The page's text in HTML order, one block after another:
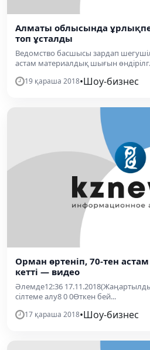
Алматы облысында
топ ұсталды
Ведомство басшысы зардап
астам материалдық шығын
19 қараша 2018•Шоу-бизнес
Орман өртеніп, 70-тен
кетті — видео
Әлемде12:36
сілтеме алу8 0 0Өткен бей...
17 қараша 2018•Шоу-бизнес